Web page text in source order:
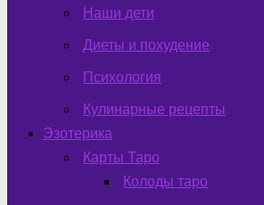
Наши дети
Диеты и похудение
Психология
Кулинарные рецепты
Эзотерика
Карты Таро
Колоды таро